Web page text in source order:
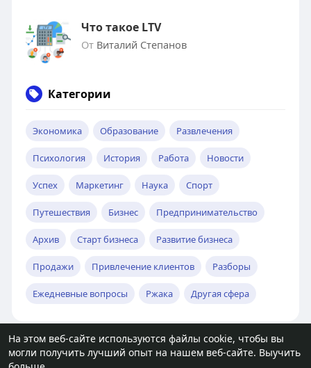
На этом веб-сайте используются файлы cookie, чтобы вы
могли получить лучший опыт на нашем веб-сайте. Выучить
Что такое LTV
От Виталий Степанов
Категории
Экономика Образование Развлечения
Психология История Работа Новости
Успех Маркетинг Наука Спорт
Путешествия Бизнес Предпринимательство
Архив Старт бизнеса Развитие бизнеса
Продажи Привлечение клиентов Разборы
Ежедневные вопросы Ржака Другая сфера
© 2026 molodost.bz